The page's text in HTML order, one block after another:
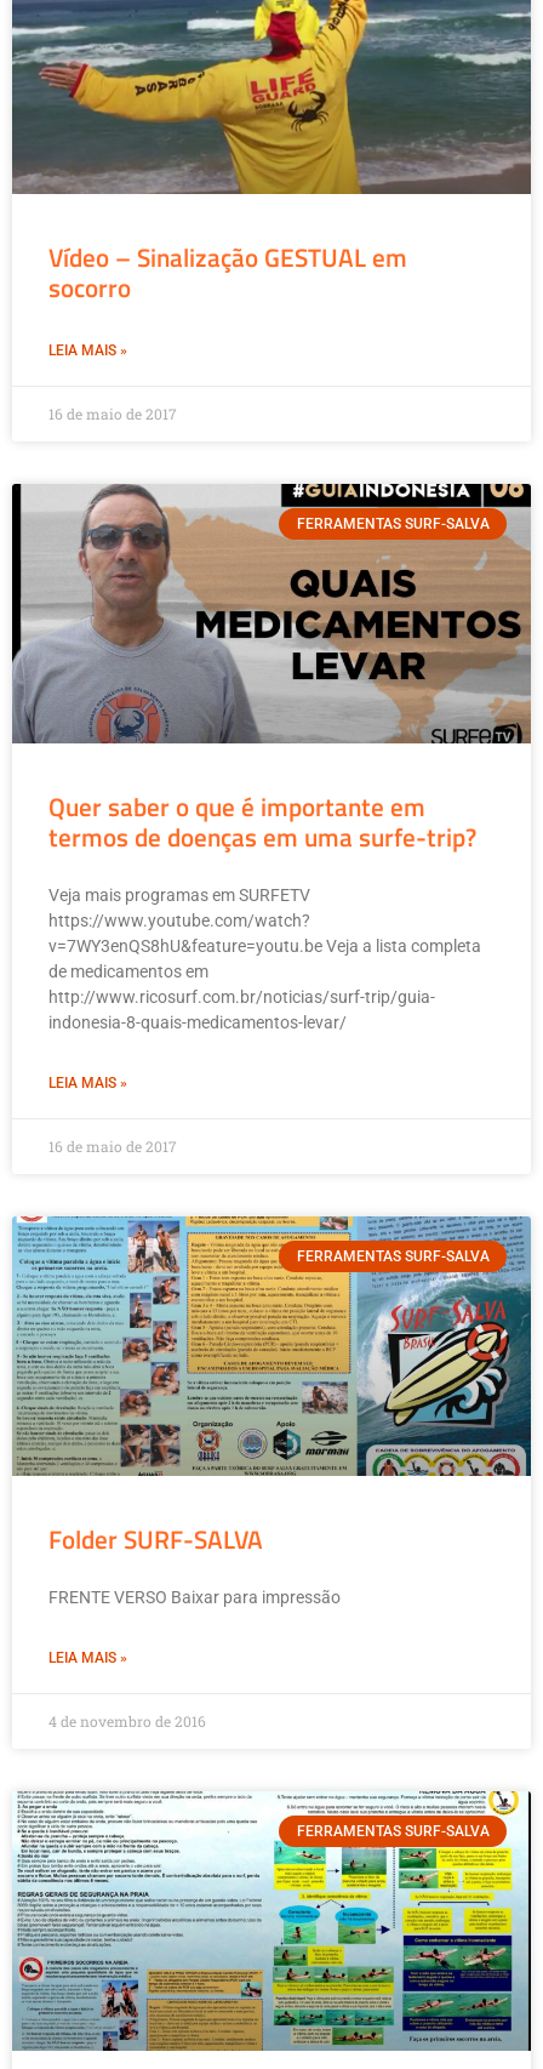
Vídeo – Sinalização GESTUAL em
socorro
LEIA MAIS »
16 de maio de 2017
FERRAMENTAS SURF-SALVA
Quer saber o que é importante em
termos de doenças em uma surfe-trip?
Veja mais programas em SURFETV
https://www.youtube.com/watch?
v=7WY3enQS8hU&feature=youtu.be Veja a lista completa
de medicamentos em
http://www.ricosurf.com.br/noticias/surf-trip/guia-
indonesia-8-quais-medicamentos-levar/
LEIA MAIS »
16 de maio de 2017
FERRAMENTAS SURF-SALVA
Folder SURF-SALVA
FRENTE VERSO Baixar para impressão
LEIA MAIS »
4 de novembro de 2016
FERRAMENTAS SURF-SALVA